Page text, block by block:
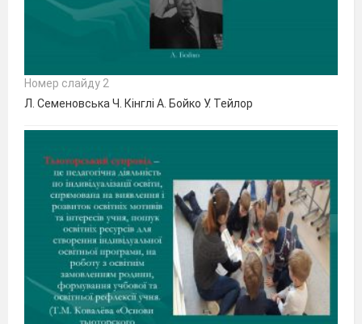
Номер слайду 2
Л. Семеновська Ч. Кінглі А. Бойко У. Тейлор